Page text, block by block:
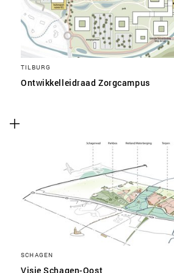
TILBURG
Ontwikkelleidraad Zorgcampus
SCHAGEN
Visie Schagen-Oost